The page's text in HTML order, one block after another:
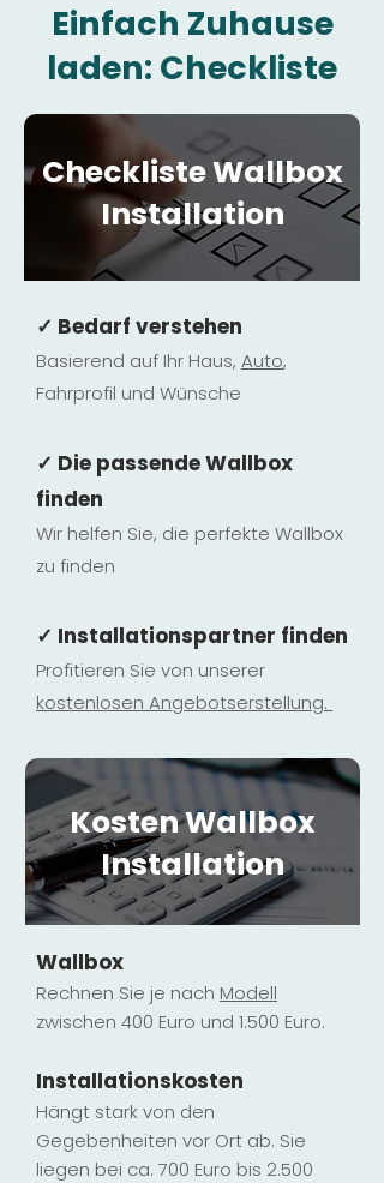
Einfach Zuhause
laden: Checkliste
Checkliste Wallbox
Installation
✓ Bedarf verstehen
Basierend auf Ihr Haus, Auto,
Fahrprofil und Wünsche
✓ Die passende Wallbox
finden
Wir helfen Sie, die perfekte Wallbox
zu finden
✓ Installationspartner finden
Profitieren Sie von unserer
kostenlosen Angebotserstellung.
Kosten Wallbox
Installation
Wallbox
Rechnen Sie je nach Modell
zwischen 400 Euro und 1.500 Euro.
Installationskosten
Hängt stark von den
Gegebenheiten vor Ort ab. Sie
liegen bei ca. 700 Euro bis 2.500